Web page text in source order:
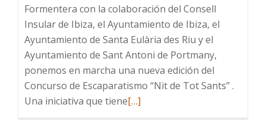
Formentera con la colaboración del Consell
Insular de Ibiza, el Ayuntamiento de Ibiza, el
Ayuntamiento de Santa Eulària des Riu y el
Ayuntamiento de Sant Antoni de Portmany,
ponemos en marcha una nueva edición del
Concurso de Escaparatismo “Nit de Tot Sants” .
Una iniciativa que tieneLeer
[…]